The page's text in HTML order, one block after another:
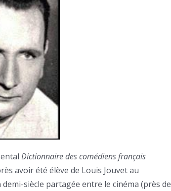
Dictionnaire des comédiens français
avoir été élève de Louis Jouvet au
siècle partagée entre le cinéma (près de